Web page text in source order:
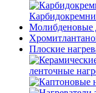
Молибденовые
Плоские
ленточные